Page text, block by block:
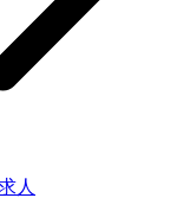
人